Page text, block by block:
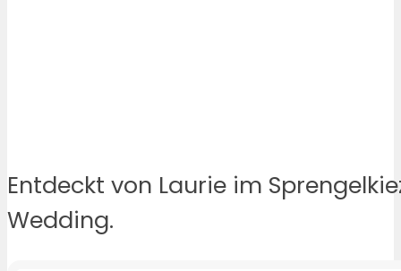
Entdeckt von Laurie im
Wedding.